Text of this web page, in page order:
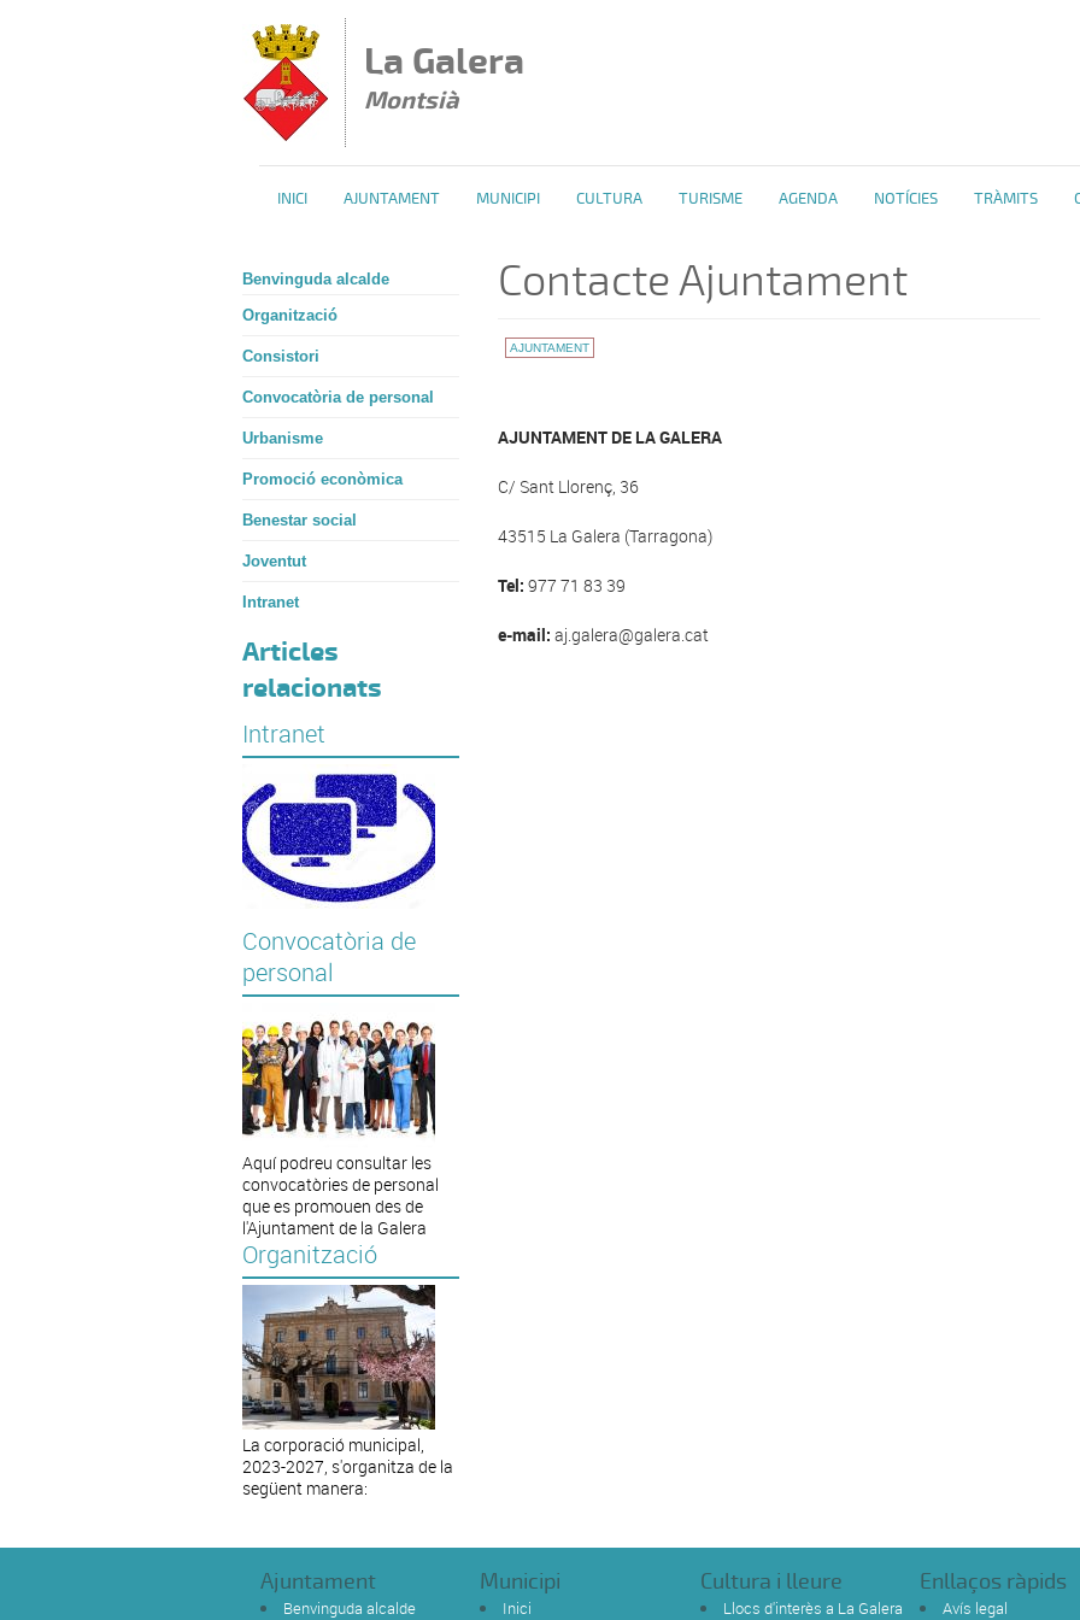
La Galera
Montsià
INICI AJUNTAMENT MUNICIPI CULTURA TURISME AGENDA NOTÍCIES TRÀMITS
Benvinguda alcalde
Organització
Consistori
Convocatòria de personal
Urbanisme
Promoció econòmica
Benestar social
Joventut
Intranet
Articles
relacionats
Intranet
Convocatòria de
personal
Aquí podreu consultar les
convocatòries de personal
que es promouen des de
l'Ajuntament de la Galera
Organització
La corporació municipal,
2023-2027, s'organitza de la
següent manera:
Contacte Ajuntament
AJUNTAMENT
AJUNTAMENT DE LA GALERA
C/ Sant Llorenç, 36
43515 La Galera (Tarragona)
Tel: 977 71 83 39
e-mail: aj.galera@galera.cat
Ajuntament
Benvinguda alcalde
Municipi
Inici
Cultura i lleure
Llocs d'interès a La Galera
Enllaços ràpids
Avís legal